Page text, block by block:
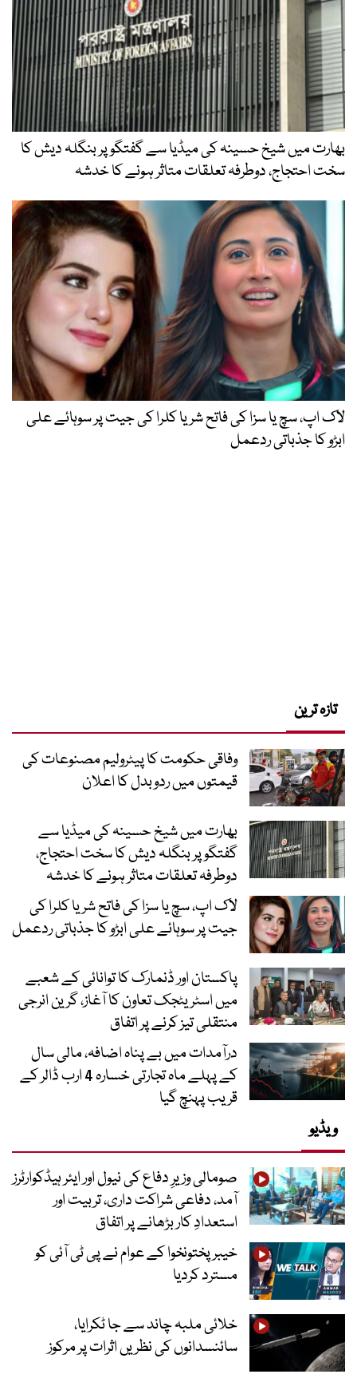
بھارت میں شیخ حسینہ کی میڈیا سے گفتگو پر بنگلہ دیش کا
سخت احتجاج، دوطرفہ تعلقات متاثر ہونے کا خدشہ
لاک اپ، سچ یا سزا کی فاتح شریا کلرا کی جیت پر سوہائے علی
ابڑو کا جذباتی ردعمل
تازہ ترین
وفاقی حکومت کا پیٹرولیم مصنوعات کی
قیمتوں میں ردوبدل کا اعلان
بھارت میں شیخ حسینہ کی میڈیا سے
گفتگو پر بنگلہ دیش کا سخت احتجاج،
دوطرفہ تعلقات متاثر ہونے کا خدشہ
لاک اپ، سچ یا سزا کی فاتح شریا کلرا کی
جیت پر سوہائے علی ابڑو کا جذباتی ردعمل
پاکستان اور ڈنمارک کا توانائی کے شعبے
میں اسٹریٹجک تعاون کا آغاز، گرین انرجی
منتقلی تیز کرنے پر اتفاق
درآمدات میں بے پناہ اضافہ، مالی سال
کے پہلے ماہ تجارتی خسارہ 4 ارب ڈالر کے
قریب پہنچ گیا
ویڈیو
صومالی وزیرِ دفاع کی نیول اور ایئر ہیڈکوارٹرز
آمد، دفاعی شراکت داری، تربیت اور
استعدادِ کار بڑھانے پر اتفاق
خیبرپختونخوا کے عوام نے پی ٹی آئی کو
مسترد کردیا
خلائی ملبہ چاند سے جا ٹکرایا،
سائنسدانوں کی نظریں اثرات پر مرکوز